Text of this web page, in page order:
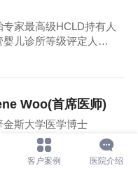
专家最高级HCLD持有人
儿诊所等级评定人
Woo(首席医师)
金斯大学医学博士
、卵巢早衰因子重要发现
客户案例 医院介绍